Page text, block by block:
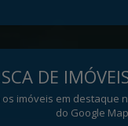
DE
os imóveis em destaque
do Google